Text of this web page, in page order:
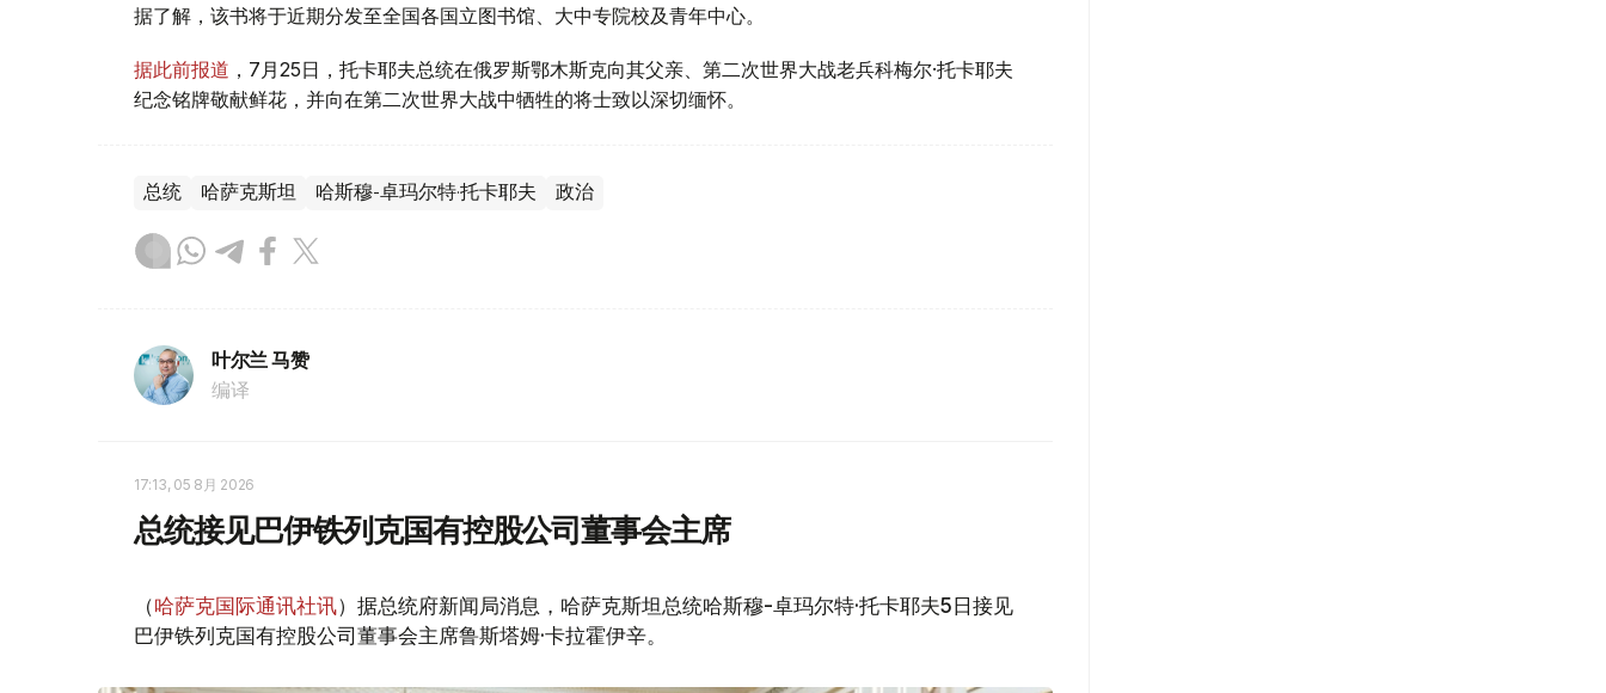
据了解，该书将于近期分发至全国各国立图书馆、大中专院校及青年中心。
据此前报道 ，7月25日，托卡耶夫总统在俄罗斯鄂木斯克向其父亲、第二次世界大战老兵科梅尔·托卡耶夫
纪念铭牌敬献鲜花，并向在第二次世界大战中牺牲的将士致以深切缅怀。
总统 哈萨克斯坦 哈斯穆-卓玛尔特·托卡耶夫 政治
叶尔兰 马赞
编译
17:13, 05 8月 2026
总统接见巴伊铁列克国有控股公司董事会主席
（哈萨克国际通讯社讯）据总统府新闻局消息，哈萨克斯坦总统哈斯穆-卓玛尔特·托卡耶夫5日接见
巴伊铁列克国有控股公司董事会主席鲁斯塔姆·卡拉霍伊辛。